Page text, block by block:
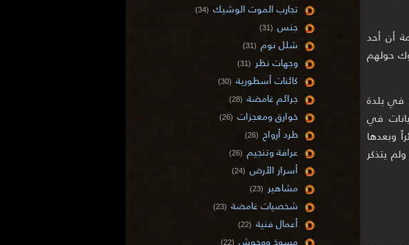
أن أحد
حولهم
الفيلم محاولة لإعادة صنع الأحداث القصة الحقيقية التي وقعت في 5 نوفمبر من عام 1975 في بلدة
في
وبعدها
ولم يتذكر
تجارب الموت الوشيك (34)
جنس (31)
شلل نوم (31)
وجهات نظر (31)
كائنات أسطورية (30)
جرائم غامضة (28)
خوارق ومعجزات (26)
طرد أرواح (26)
عرافة وتنجيم (26)
أسرار الأرض (24)
مشاهير (23)
شخصيات غامضة (23)
أعمال فنية (22)
مسوخ ووحوش (22)